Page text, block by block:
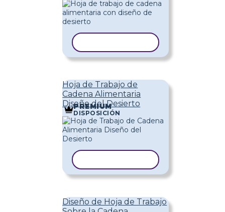
Hoja de Trabajo de
Cadena Alimentaria
Diseño del Desierto
PREMIUM
DISPOSICIÓN
Diseño de Hoja de Trabajo